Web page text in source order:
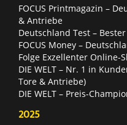
FOCUS Printmagazin –
& Antriebe
Deutschland Test –
FOCUS Money –
Folge Exzellenter Online-
DIE WELT – Nr. 1 in
Tore & Antriebe)
DIE WELT – Preis-
2025